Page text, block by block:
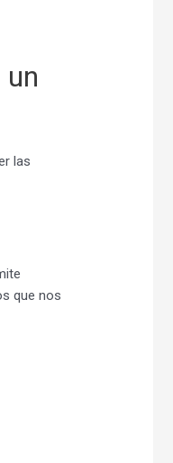
las
que nos